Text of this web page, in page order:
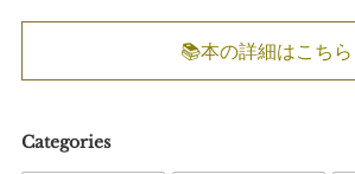
📚本の詳細はこちら
Categories